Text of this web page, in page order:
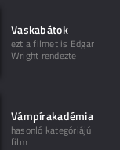
Vaskabátok
ezt a filmet is Edgar
Wright rendezte
Vámpírakadémia
hasonló kategóriájú
film